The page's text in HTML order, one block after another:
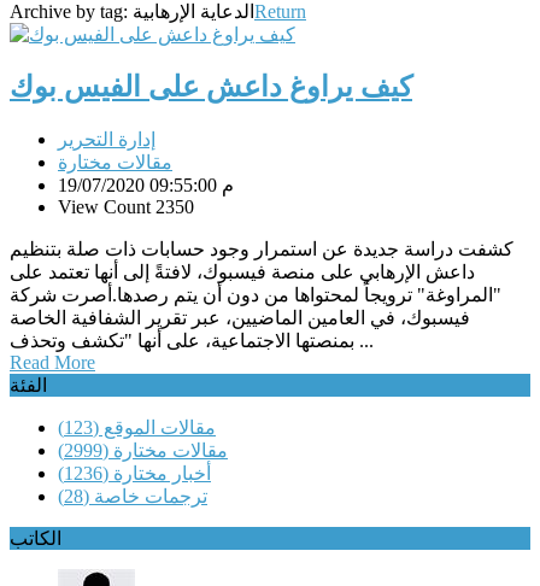
Archive by tag: الدعاية الإرهابية Return
كيف يراوغ داعش على الفيس بوك
إدارة التحرير
مقالات مختارة
19/07/2020 09:55:00 م
View Count 2350
كشفت دراسة جديدة عن استمرار وجود حسابات ذات صلة بتنظيم
داعش الإرهابي على منصة فيسبوك، لافتةً إلى أنها تعتمد على
"المراوغة" ترويجاً لمحتواها من دون أن يتم رصدها.أصرت شركة
فيسبوك، في العامين الماضيين، عبر تقرير الشفافية الخاصة
بمنصتها الاجتماعية، على أنها "تكشف وتحذف ...
Read More
الفئة
مقالات الموقع (123)
مقالات مختارة (2999)
أخبار مختارة (1236)
ترجمات خاصة (28)
الكاتب